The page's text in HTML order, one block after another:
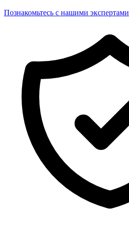
Познакомьтесь с нашими экспертами